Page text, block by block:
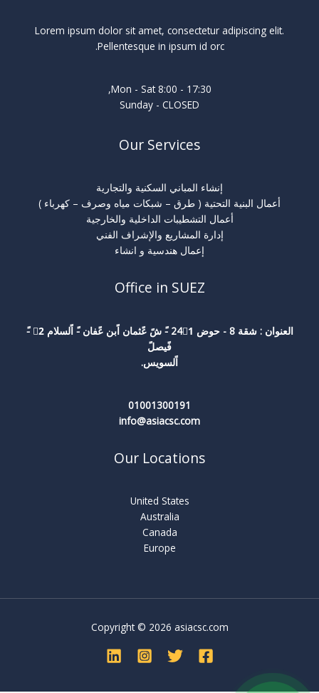
Lorem ipsum dolor sit amet, consectetur adipiscing elit.
Pellentesque in ipsum id orc.
Mon - Sat 8:00 - 17:30,
Sunday - CLOSED
Our Services
إنشاء المباني السكنية والتجارية
أعمال البنية التحتية ( طرق – شبكات مياه وصرف – كهرباء )
أعمال التشطيبات الداخلية والخارجية
إدارة المشاريع والإشراف الفني
إعمال هندسية و انشاء
Office in SUEZ
العنوان : شقة 8 - حوض 241ً -ً شً عًثمان اًبن عًفان -ً اًلسلام 2ً -ً
فًيصلً
اًلسويس.
01001300191
info@asiacsc.com
Our Locations
United States
Australia
Canada
Europe
Copyright © 2026 asiacsc.com